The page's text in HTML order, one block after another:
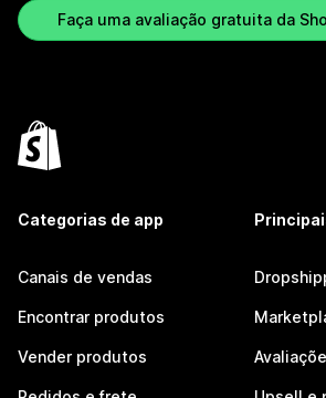
Faça uma avaliação gratuita da
Categorias de app
Canais de vendas
Encontrar produtos
Vender produtos